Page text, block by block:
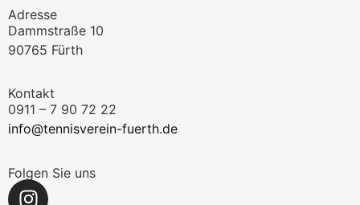
Adresse
Dammstraße 10
90765 Fürth
Kontakt
0911 – 7 90 72 22
info@tennisverein-fuerth.de
Folgen Sie uns